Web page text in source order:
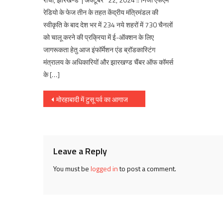
रेडियो के फेज तीन के तहत केंद्रीय मंत्रिमंडल की
स्वीकृति के बाद देश भर में 234 नये शहरों में 730 चैनलों
को चालू करने की प्रक्रिया में ई-ऑक्शन के लिए
जागरूकता हेतु आज इंफॉर्मेशन एंड ब्रॉडकास्टिंग
मंत्रालय के अधिकारियों और झारखण्ड चैंबर ऑफ कॉमर्स
के […]
Post
मोरहाबादी में टुसू पर्व का आगाज
Leave a Reply
You must belogged into post a comment.